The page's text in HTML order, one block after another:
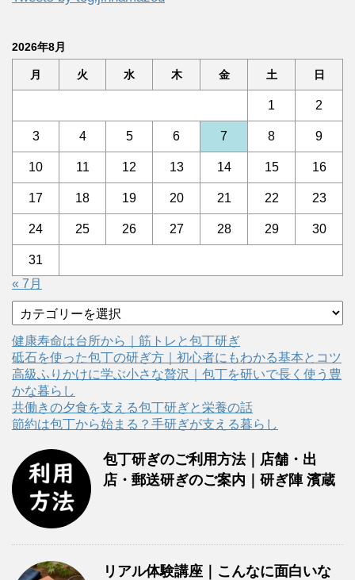
2026年8月
月 火 水 木 金 土 日
1 2
3 4 5 6 7 8 9
10 11 12 13 14 15 16
17 18 19 20 21 22 23
24 25 26 27 28 29 30
31
« 7月
テ
ゴ
リ
ー
健康寿命は台所から｜筋トレと包丁研ぎ
砥石を使った包丁の研ぎ方｜初心者にもわかる基本とコツ
高級ふりかけに学ぶ小さな贅沢｜包丁を研いで長く使う豊
かな暮らし
共働きの夕食を支える包丁研ぎと栄養の話
節約は包丁から始まる？手研ぎが支える暮らし
包丁研ぎのご利用方法｜店舗・出
店・郵送研ぎのご案内｜研ぎ陣 濱蔵
リアル体験講座｜こんなに面白いな